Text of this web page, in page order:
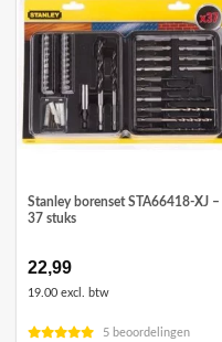
Stanley borenset STA66418-XJ –
37 stuks
22,99
19.00 excl. btw
5 beoordelingen